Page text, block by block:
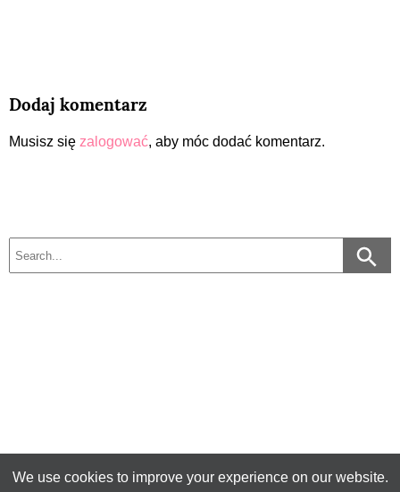
Dodaj komentarz
Musisz się zalogować, aby móc dodać komentarz.
We use cookies to improve your experience on our website.